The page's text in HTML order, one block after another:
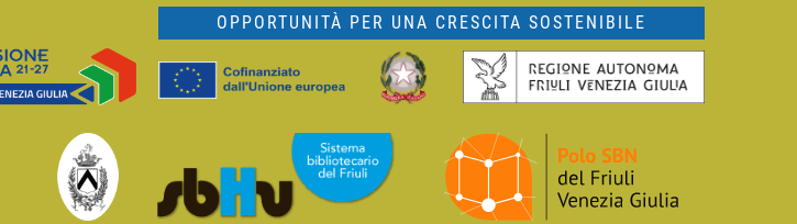
OPPORTUNITÀ PER UNA CRESCITA SOSTENIBILE